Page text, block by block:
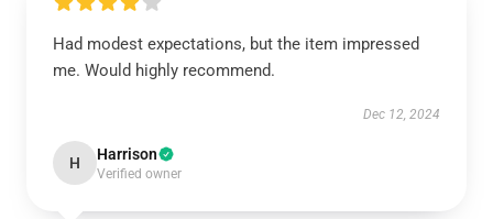
Had modest expectations, but the item impressed
me. Would highly recommend.
Dec 12, 2024
H Harrison
Verified owner